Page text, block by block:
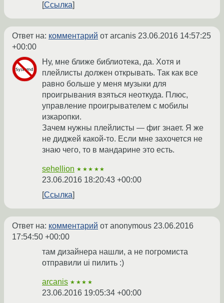
Ссылка
Ответ на: комментарий от arcanis 23.06.2016 14:57:25
+00:00
Ну, мне ближе библиотека, да. Хотя и
плейлисты должен открывать. Так как все
равно больше у меня музыки для
проигрывания взяться неоткуда. Плюс,
управление проигрывателем с мобилы
изкаропки.
Зачем нужны плейлисты — фиг знает. Я же
не диджей какой-то. Если мне захочется не
знаю чего, то в мандарине это есть.
sehellion ★★★★★
23.06.2016 18:20:43 +00:00
Ссылка
Ответ на: комментарий от anonymous 23.06.2016
17:54:50 +00:00
там дизайнера нашли, а не погромиста
отправили ui пилить :)
arcanis ★★★★
23.06.2016 19:05:34 +00:00